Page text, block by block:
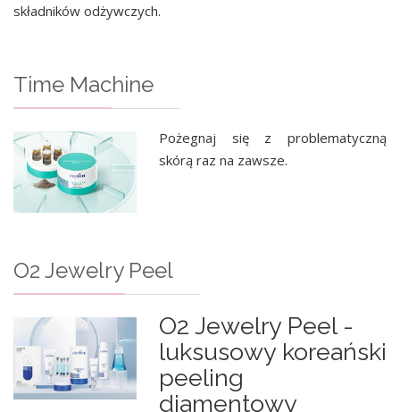
składników odżywczych.
Time Machine
Pożegnaj się z problematyczną
skórą raz na zawsze.
O2 Jewelry Peel
O2 Jewelry Peel -
luksusowy koreański
peeling
diamentowy